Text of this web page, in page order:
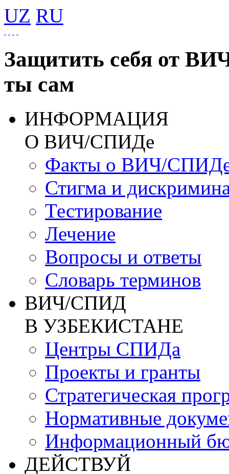
UZ RU
Защитить себя от
ты сам
ИНФОРМАЦИЯ
О ВИЧ/СПИДе
Факты о ВИЧ/
Стигма и
Тестирование
Лечение
Вопросы и ответы
Словарь терминов
ВИЧ/СПИД
В УЗБЕКИСТАНЕ
Центры СПИДа
Проекты и гранты
Стратегическая
Нормативные
Информационный
ДЕЙСТВУЙ